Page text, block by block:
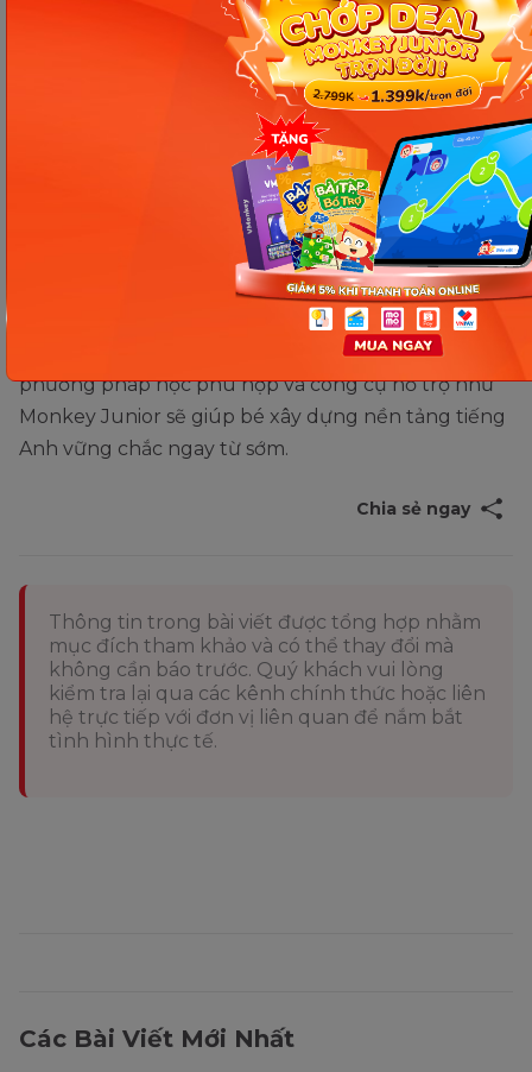
Qua bài viết, hy vọng bạn đã hiểu rõđồ chơi tiếng
cũng như nắm được hệ thống từ vựng và
mẫu câu giao tiếp thông dụng theo chủ đề đồ chơi.
Việc học tiếng Anh từ những chủ đề quen thuộc sẽ
giúp trẻ ghi nhớ nhanh hơn và sử dụng ngôn ngữ
tự nhiên trong cuộc sống hằng ngày. Kết hợp
phương pháp học phù hợp và công cụ hỗ trợ như
Monkey Junior sẽ giúp bé xây dựng nền tảng tiếng
Anh vững chắc ngay từ sớm.
Chia sẻ ngay
Thông tin trong bài viết được tổng hợp nhằm
mục đích tham khảo và có thể thay đổi mà
không cần báo trước. Quý khách vui lòng
kiểm tra lại qua các kênh chính thức hoặc liên
hệ trực tiếp với đơn vị liên quan để nắm bắt
tình hình thực tế.
Các Bài Viết Mới Nhất